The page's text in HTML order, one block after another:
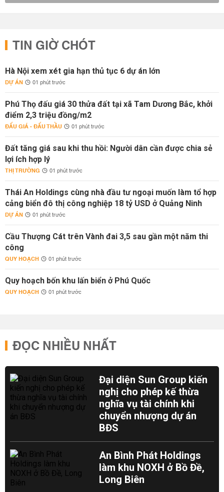
TIN GIỜ CHÓT
Hà Nội xem xét gia hạn thủ tục 6 dự án lớn
DỰ ÁN 01 phút trước
Phú Thọ đấu giá 30 thửa đất tại xã Tam Dương Bắc, khởi
điểm 2,3 triệu đồng/m2
ĐẤU GIÁ - ĐẤU THẦU 01 phút trước
Đất tăng giá sau khi thu hồi: Người dân cần được chia sẻ
lợi ích hợp lý
THỊ TRƯỜNG 01 phút trước
Thái An Holdings cùng nhà đầu tư ngoại muốn làm tổ hợp
cảng biển đô thị công nghiệp 18 tỷ USD ở Quảng Ninh
DỰ ÁN 01 phút trước
Cầu Thượng Cát trên Vành đai 3,5 sau gần một năm thi
công
QUY HOẠCH 01 phút trước
Quy hoạch bốn khu lấn biển ở Phú Quốc
QUY HOẠCH 01 phút trước
ĐỌC NHIỀU NHẤT
Đại diện Sun Group kiến
nghị cho phép kế thừa
nghĩa vụ tài chính khi
chuyển nhượng dự án
BĐS
An Bình Phát Holdings
làm khu NOXH ở Bồ Đề,
Long Biên